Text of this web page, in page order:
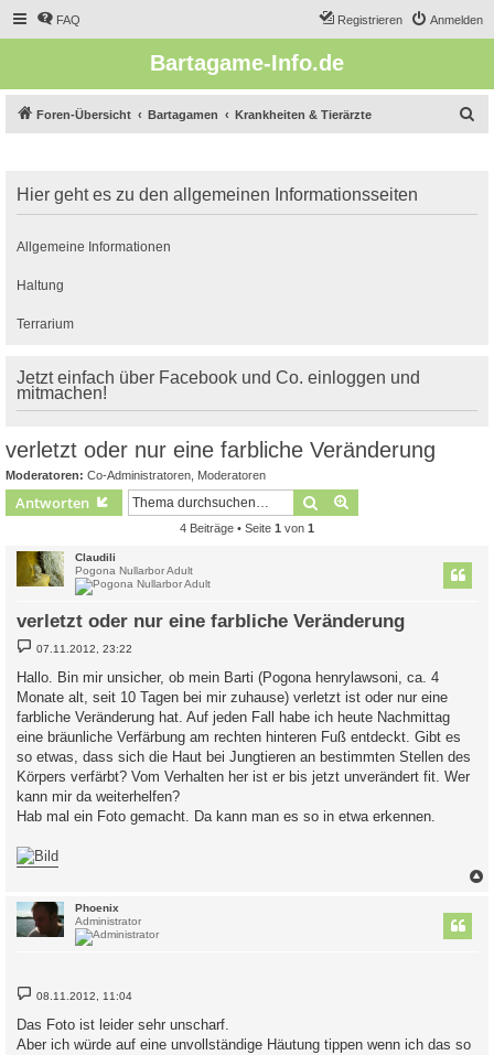
FAQ Anmelden
Registrieren
Bartagame-Info.de
Foren-Übersicht Bartagamen Krankheiten & Tierärzte
e
Hier geht es zu den allgemeinen Informationsseiten
Allgemeine Informationen
Haltung
Terrarium
Jetzt einfach über Facebook und Co. einloggen und
mitmachen!
verletzt oder nur eine farbliche Veränderung
Moderatoren: Co-Administratoren Moderatoren
Antworten Suche
4 Beiträge • Seite 1 von 1
Claudili
Pogona Nullarbor Adult
verletzt oder nur eine farbliche Veränderung
B
e
i
t
r
a
g
07.11.2012, 23:22
Hallo. Bin mir unsicher, ob mein Barti (Pogona henrylawsoni, ca. 4
Monate alt, seit 10 Tagen bei mir zuhause) verletzt ist oder nur eine
farbliche Veränderung hat. Auf jeden Fall habe ich heute Nachmittag
eine bräunliche Verfärbung am rechten hinteren Fuß entdeckt. Gibt es
so etwas, dass sich die Haut bei Jungtieren an bestimmten Stellen des
Körpers verfärbt? Vom Verhalten her ist er bis jetzt unverändert fit. Wer
kann mir da weiterhelfen?
Hab mal ein Foto gemacht. Da kann man es so in etwa erkennen.
Phoenix
Administrator
B
e
t
r
08.11.2012, 11:04
Das Foto ist leider sehr unscharf.
Aber ich würde auf eine unvollständige Häutung tippen wenn ich das so